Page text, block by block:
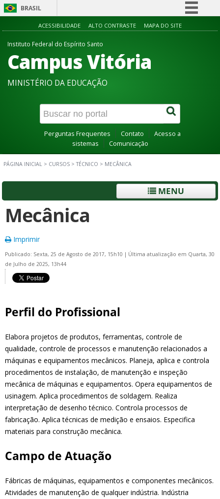
BRASIL
Simplifique!
Acesso à informação
Canais
ACESSIBILIDADE ALTO CONTRASTE MAPA DO SITE
Instituto Federal do Espírito Santo
Campus Vitória
MINISTÉRIO DA EDUCAÇÃO
Perguntas Frequentes Contato
Acesso a
sistemas
Comunicação
PÁGINA INICIAL > CURSOS >TÉCNICO > MECÂNICA
MENU
Mecânica
Imprimir
Publicado: Sexta, 25 de Agosto de 2017, 15h10 | Última atualização em Quarta, 30
de Julho de 2025, 13h44
Perfil do Profissional
Elabora projetos de produtos, ferramentas, controle de
qualidade, controle de processos e manutenção relacionados a
máquinas e equipamentos mecânicos. Planeja, aplica e controla
procedimentos de instalação, de manutenção e inspeção
mecânica de máquinas e equipamentos. Opera equipamentos de
usinagem. Aplica procedimentos de soldagem. Realiza
interpretação de desenho técnico. Controla processos de
fabricação. Aplica técnicas de medição e ensaios. Especifica
materiais para construção mecânica.
Campo de Atuação
Fábricas de máquinas, equipamentos e componentes mecânicos.
Atividades de manutenção de qualquer indústria. Indústria